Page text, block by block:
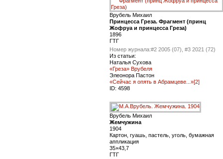
Врубель Михаил
Принцесса Греза. Фрагмент (принц
Жофруа и принцесса Греза)
1896
ГТГ
Номер журнала:#2 2005 (07), #3 2021 (72)
Из статьи:
Наталья Сухова
«Греза» Врубеля
Элеонора Пастон
«Сейчас я опять в Абрамцеве...»[2]
ID: 4598
Врубель Михаил
Жемчужина
1904
Картон, гуашь, пастель, уголь, бумажная
аппликация
35×43,7
ГТГ